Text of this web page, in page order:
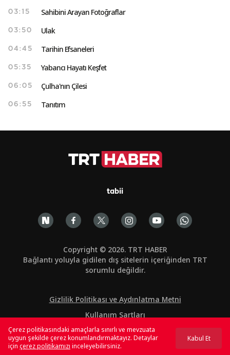
03:15 Sahibini Arayan Fotoğraflar
03:50 Ulak
04:45 Tarihin Efsaneleri
05:35 Yabancı Hayatı Keşfet
06:05 Çulha'nın Çilesi
06:55 Tanıtım
tabii
Copyright © 2026. TRT HABER
Bağlantı yoluyla gidilen dış sitelerin içeriğinden TRT
sorumlu değildir.
Gizlilik Politikası ve Aydınlatma Metni
Kullanım Şartları
Çerez Politikası
Çerez politikasındaki amaçlarla sınırlı ve mevzuata
uygun şekilde çerez konumlandırmaktayız. Detaylar
için çerez politikamızı inceleyebilirsiniz.
Kabul Et